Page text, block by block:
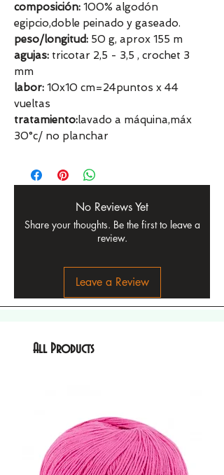
composición: 100% algodón
egipcio,doble peinado y gaseado.
peso/longitud: 50 g, aprox 155 m
agujas: tricotar 2,5 - 3,5 , crochet 3
mm
labor: 10x10 cm=24puntos x 44
vueltas
tratamiento:lavado a máquina,máx
30°c/ no planchar
No Reviews Yet
Share your thoughts. Be the first to leave a
review.
Leave a Review
All Products